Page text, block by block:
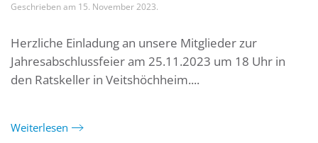
Geschrieben am 15. November 2023.
Herzliche Einladung an unsere Mitglieder zur
Jahresabschlussfeier am 25.11.2023 um 18 Uhr in
den Ratskeller in Veitshöchheim....
Weiterlesen